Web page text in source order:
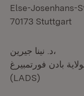
Else-Josenhans-
70173 Stuttgart
د. نينا جيرين،
بادن فورتمبيرغ
(LADS)